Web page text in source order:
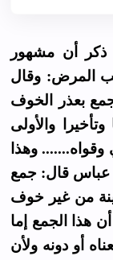
ذكر أن مشهور
المرض: وقال
بعذر الخوف
والأولى
وقواه....... وهذا
عباس قال: جمع
من غير خوف
هذا الجمع إما
أو دونه ولأن